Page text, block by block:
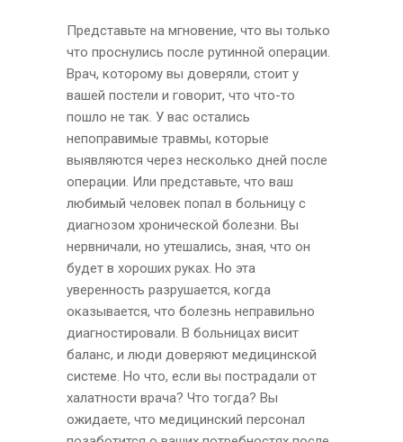
Представьте на мгновение, что вы только
что проснулись после рутинной операции.
Врач, которому вы доверяли, стоит у
вашей постели и говорит, что что-то
пошло не так. У вас остались
непоправимые травмы, которые
выявляются через несколько дней после
операции. Или представьте, что ваш
любимый человек попал в больницу с
диагнозом хронической болезни. Вы
нервничали, но утешались, зная, что он
будет в хороших руках. Но эта
уверенность разрушается, когда
оказывается, что болезнь неправильно
диагностировали. В больницах висит
баланс, и люди доверяют медицинской
системе. Но что, если вы пострадали от
халатности врача? Что тогда? Вы
ожидаете, что медицинский персонал